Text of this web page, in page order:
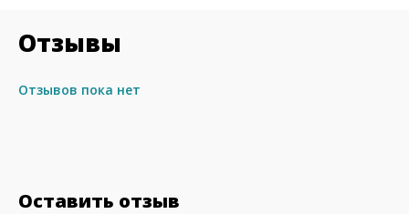
Отзывы
Отзывов пока нет
Оставить отзыв